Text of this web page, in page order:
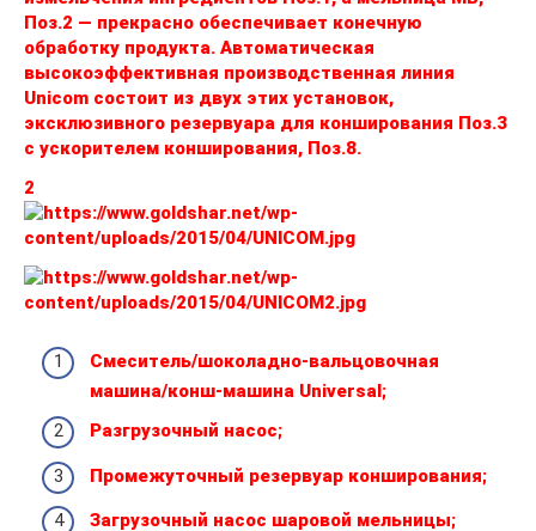
Поз.2 — прекрасно обеспечивает конечную
обработку продукта. Автоматическая
высокоэффективная производственная линия
Unicom состоит из двух этих установок,
эксклюзивного резервуара для конширования Поз.3
с ускорителем конширования, Поз.8.
2
Смеситель/шоколадно-вальцовочная
машина/конш-машина Universal;
Разгрузочный насос;
Промежуточный резервуар конширования;
Загрузочный насос шаровой мельницы;